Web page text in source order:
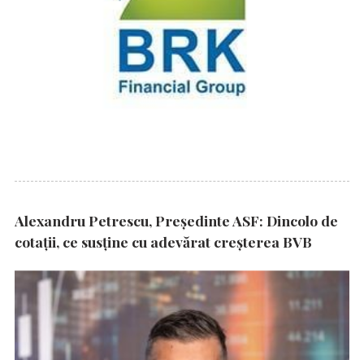
Alexandru Petrescu, Președinte ASF: Dincolo de
cotații, ce susține cu adevărat creșterea BVB